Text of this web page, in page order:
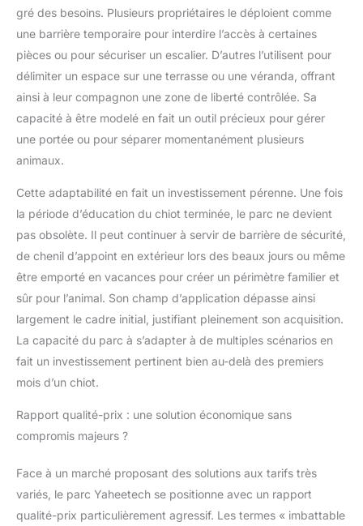
gré des besoins. Plusieurs propriétaires le déploient comme
une barrière temporaire pour interdire l’accès à certaines
pièces ou pour sécuriser un escalier. D’autres l’utilisent pour
délimiter un espace sur une terrasse ou une véranda, offrant
ainsi à leur compagnon une zone de liberté contrôlée. Sa
capacité à être modelé en fait un outil précieux pour gérer
une portée ou pour séparer momentanément plusieurs
animaux.
Cette adaptabilité en fait un investissement pérenne. Une fois
la période d’éducation du chiot terminée, le parc ne devient
pas obsolète. Il peut continuer à servir de barrière de sécurité,
de chenil d’appoint en extérieur lors des beaux jours ou même
être emporté en vacances pour créer un périmètre familier et
sûr pour l’animal. Son champ d’application dépasse ainsi
largement le cadre initial, justifiant pleinement son acquisition.
La capacité du parc à s’adapter à de multiples scénarios en
fait un investissement pertinent bien au-delà des premiers
mois d’un chiot.
Rapport qualité-prix : une solution économique sans
compromis majeurs ?
Face à un marché proposant des solutions aux tarifs très
variés, le parc Yaheetech se positionne avec un rapport
qualité-prix particulièrement agressif. Les termes « imbattable